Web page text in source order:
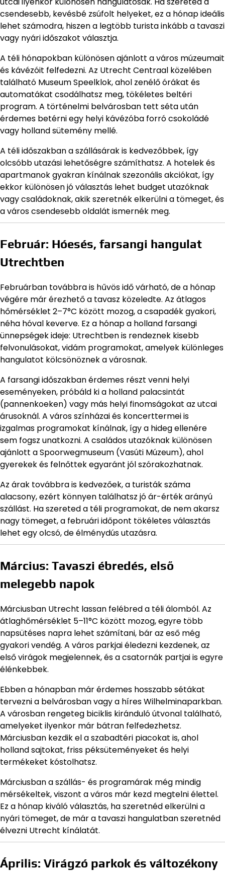
csendesebb, kevésbé zsúfolt helyeket, ez a hónap ideális
lehet számodra, hiszen a legtöbb turista inkább a tavaszi
vagy nyári időszakot választja.
A téli hónapokban különösen ajánlott a város múzeumait
és kávézóit felfedezni. Az Utrecht Centraal közelében
található Museum Speelklok, ahol zenélő órákat és
automatákat csodálhatsz meg, tökéletes beltéri
program. A történelmi belvárosban tett séta után
érdemes betérni egy helyi kávézóba forró csokoládé
vagy holland sütemény mellé.
A téli időszakban a szállásárak is kedvezőbbek, így
olcsóbb utazási lehetőségre számíthatsz. A hotelek és
apartmanok gyakran kínálnak szezonális akciókat, így
ekkor különösen jó választás lehet budget utazóknak
vagy családoknak, akik szeretnék elkerülni a tömeget, és
a város csendesebb oldalát ismernék meg.
Február: Hóesés, farsangi hangulat
Utrechtben
Februárban továbbra is hűvös idő várható, de a hónap
végére már érezhető a tavasz közeledte. Az átlagos
hőmérséklet 2–7°C között mozog, a csapadék gyakori,
néha hóval keverve. Ez a hónap a holland farsangi
ünnepségek ideje: Utrechtben is rendeznek kisebb
felvonulásokat, vidám programokat, amelyek különleges
hangulatot kölcsönöznek a városnak.
A farsangi időszakban érdemes részt venni helyi
eseményeken, próbáld ki a holland palacsintát
(pannenkoeken) vagy más helyi finomságokat az utcai
árusoknál. A város színházai és koncerttermei is
izgalmas programokat kínálnak, így a hideg ellenére
sem fogsz unatkozni. A családos utazóknak különösen
ajánlott a Spoorwegmuseum (Vasúti Múzeum), ahol
gyerekek és felnőttek egyaránt jól szórakozhatnak.
Az árak továbbra is kedvezőek, a turisták száma
alacsony, ezért könnyen találhatsz jó ár-érték arányú
szállást. Ha szereted a téli programokat, de nem akarsz
nagy tömeget, a februári időpont tökéletes választás
lehet egy olcsó, de élménydús utazásra.
Március: Tavaszi ébredés, első
melegebb napok
Márciusban Utrecht lassan felébred a téli álomból. Az
átlaghőmérséklet 5–11°C között mozog, egyre több
napsütéses napra lehet számítani, bár az eső még
gyakori vendég. A város parkjai éledezni kezdenek, az
első virágok megjelennek, és a csatornák partjai is egyre
élénkebbek.
Ebben a hónapban már érdemes hosszabb sétákat
tervezni a belvárosban vagy a híres Wilhelminaparkban.
A városban rengeteg biciklis kiránduló útvonal található,
amelyeket ilyenkor már bátran felfedezhetsz.
Márciusban kezdik el a szabadtéri piacokat is, ahol
holland sajtokat, friss péksüteményeket és helyi
termékeket kóstolhatsz.
Márciusban a szállás- és programárak még mindig
mérsékeltek, viszont a város már kezd megtelni élettel.
Ez a hónap kiváló választás, ha szeretnéd elkerülni a
nyári tömeget, de már a tavaszi hangulatban szeretnéd
élvezni Utrecht kínálatát.
Április: Virágzó parkok és változékony